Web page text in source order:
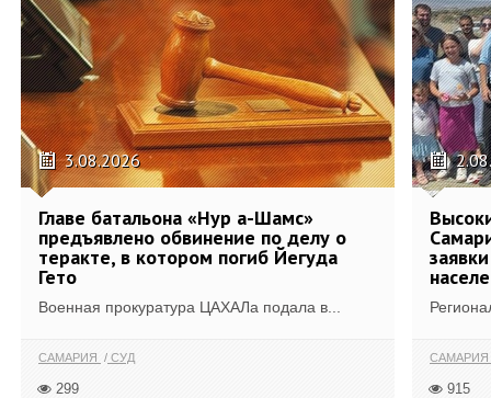
3.08.2026
Главе батальона «Нур а-Шамс»
предъявлено обвинение по делу о
теракте, в котором погиб Йегуда
Гето
Военная прокуратура ЦАХАЛа подала в...
САМАРИЯ СУД
299
САМАРИЯ
915